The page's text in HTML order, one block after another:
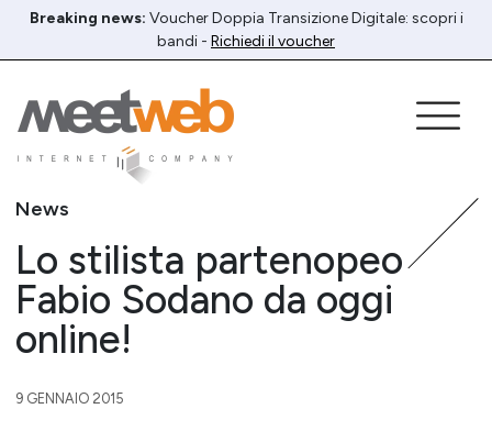
Breaking news: Voucher Doppia Transizione Digitale: scopri i
bandi - Richiedi il voucher
News
Lo stilista partenopeo
Fabio Sodano da oggi
online!
9 GENNAIO 2015